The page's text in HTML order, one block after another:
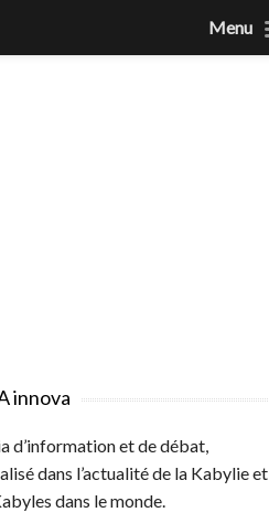
innova
d’information et de débat,
dans l’actualité de la Kabylie et
dans le monde.
Menu